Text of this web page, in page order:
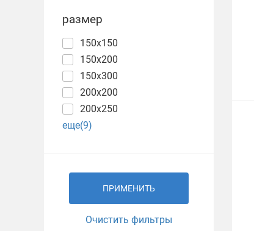
размер
150х150
150х200
150х300
200х200
200х250
еще(9)
ПРИМЕНИТЬ
Очистить фильтры